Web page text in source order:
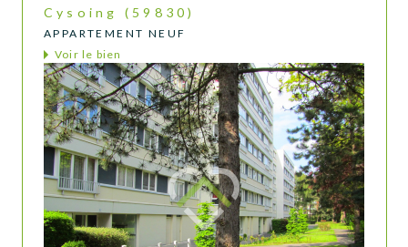
Cysoing (59830)
APPARTEMENT NEUF
Voir le bien